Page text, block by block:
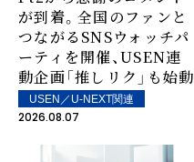
が到着。全国のファンと
つながるSNSウォッチパ
ーティを開催、USEN連
動企画「推しリク」も始動
USEN／U-NEXT関連
2026.08.07